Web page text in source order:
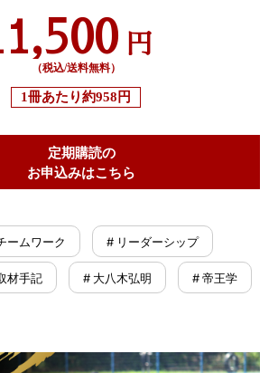
円
（税込/送料無料）
1冊あたり約958円
定期購読の
お申込みはこちら
ームワーク # リーダーシップ
材手記 # 大八木弘明 # 帝王学